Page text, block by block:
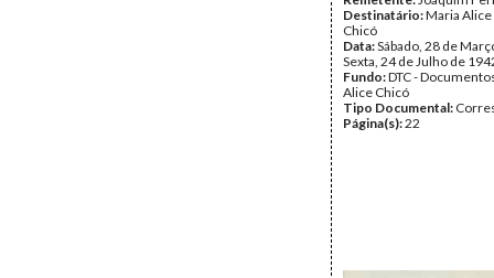
Destinatário:Maria Alice
Chicó
Data:Sábado, 28 de
Sexta, 24 de Julho de
Fundo:DTC -
Alice Chicó
Tipo Documental:
Página(s):22